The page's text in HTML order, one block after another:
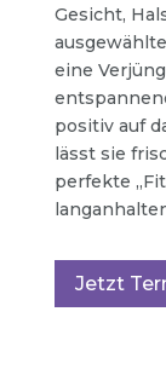
Gesicht,
eine
positiv auf
lässt sie
perfekte
Jetzt